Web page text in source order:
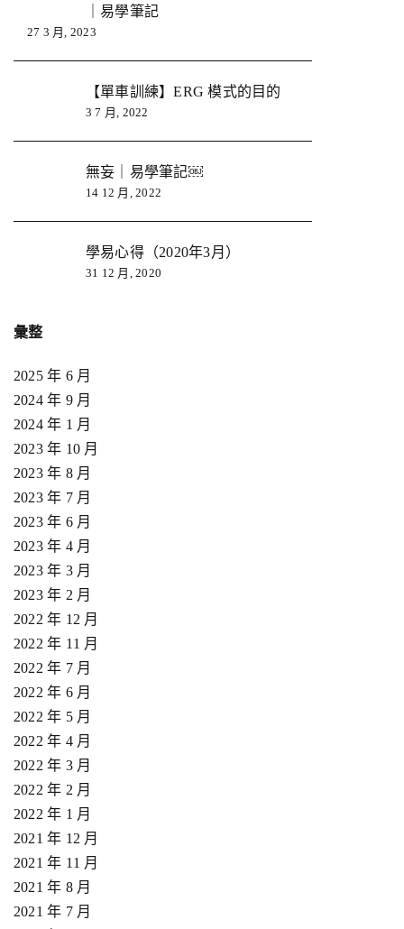
｜易學筆記
27 3 月, 2023
【單車訓練】ERG 模式的目的
3 7 月, 2022
無妄｜易學筆記￼
14 12 月, 2022
學易心得（2020年3月）
31 12 月, 2020
彙整
2025 年 6 月
2024 年 9 月
2024 年 1 月
2023 年 10 月
2023 年 8 月
2023 年 7 月
2023 年 6 月
2023 年 4 月
2023 年 3 月
2023 年 2 月
2022 年 12 月
2022 年 11 月
2022 年 7 月
2022 年 6 月
2022 年 5 月
2022 年 4 月
2022 年 3 月
2022 年 2 月
2022 年 1 月
2021 年 12 月
2021 年 11 月
2021 年 8 月
2021 年 7 月